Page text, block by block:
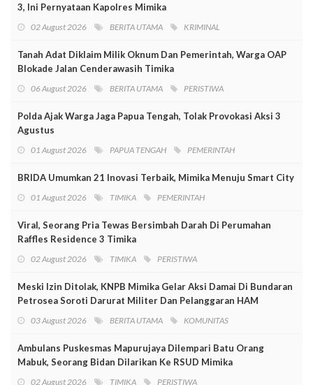
3, Ini Pernyataan Kapolres Mimika
02 August 2026 BERITA UTAMA KRIMINAL
Tanah Adat Diklaim Milik Oknum Dan Pemerintah, Warga OAP
Blokade Jalan Cenderawasih Timika
06 August 2026 BERITA UTAMA PERISTIWA
Polda Ajak Warga Jaga Papua Tengah, Tolak Provokasi Aksi 3
Agustus
01 August 2026 PAPUA TENGAH PEMERINTAH
BRIDA Umumkan 21 Inovasi Terbaik, Mimika Menuju Smart City
01 August 2026 TIMIKA PEMERINTAH
Viral, Seorang Pria Tewas Bersimbah Darah Di Perumahan
Raffles Residence 3 Timika
02 August 2026 TIMIKA PERISTIWA
Meski Izin Ditolak, KNPB Mimika Gelar Aksi Damai Di Bundaran
Petrosea Soroti Darurat Militer Dan Pelanggaran HAM
03 August 2026 BERITA UTAMA KOMUNITAS
Ambulans Puskesmas Mapurujaya Dilempari Batu Orang
Mabuk, Seorang Bidan Dilarikan Ke RSUD Mimika
02 August 2026 TIMIKA PERISTIWA